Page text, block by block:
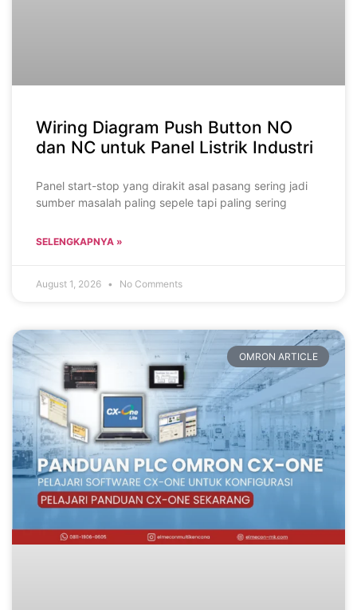
Wiring Diagram Push Button NO
dan NC untuk Panel Listrik Industri
Panel start-stop yang dirakit asal pasang sering jadi
sumber masalah paling sepele tapi paling sering
SELENGKAPNYA »
August 1, 2026 No Comments
OMRON ARTICLE